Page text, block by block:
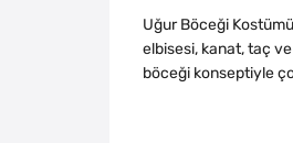
Uğur Böceği
elbisesi, kanat, taç
böceği konseptiyle